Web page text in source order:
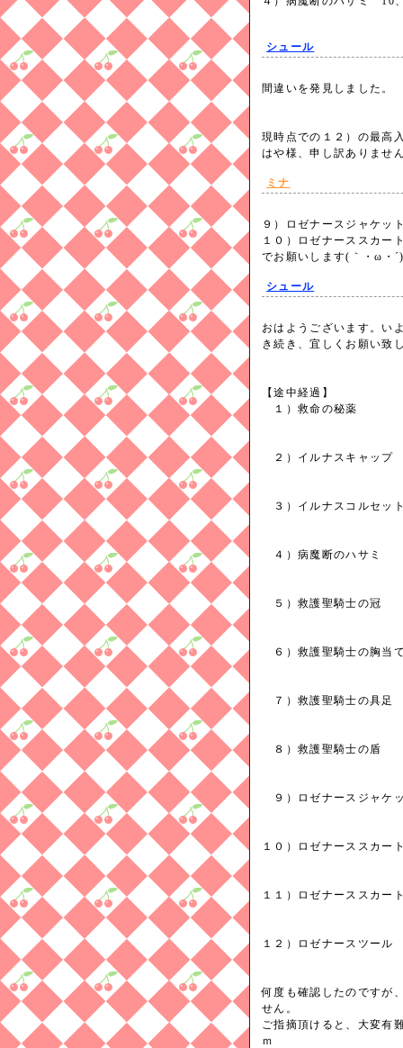
シュール
間違いを発見しました。
現時点での１２）の最高
はや様、申し訳ありま
ミナ
９）ロゼナースジャケ
１０）ロゼナーススカ
でお願いします(｀・ω
シュール
おはようございます。い
き続き、宜しくお願い致
【途中経過】
１）救命
２）イルナスキ
３）イルナスコル
４）病魔断のハ
５）救護聖騎
６）救護聖騎士の
７）救護聖騎士の
８）救護聖騎
９）ロゼナース
１０）ロゼナース
１１）ロゼナー
１２）ロゼナー
何度も確認したのですが
せん。
ご指摘頂けると、大変有
ｍ